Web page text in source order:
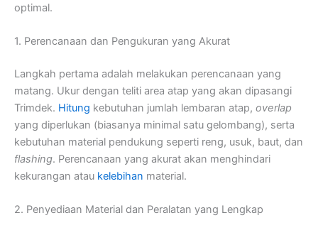
optimal.
1. Perencanaan dan Pengukuran yang Akurat
Langkah pertama adalah melakukan perencanaan yang
matang. Ukur dengan teliti area atap yang akan dipasangi
Trimdek. Hitung kebutuhan jumlah lembaran atap, overlap
yang diperlukan (biasanya minimal satu gelombang), serta
kebutuhan material pendukung seperti reng, usuk, baut, dan
flashing. Perencanaan yang akurat akan menghindari
kekurangan atau kelebihan material.
2. Penyediaan Material dan Peralatan yang Lengkap